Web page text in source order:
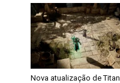
Nova atualização de Titan